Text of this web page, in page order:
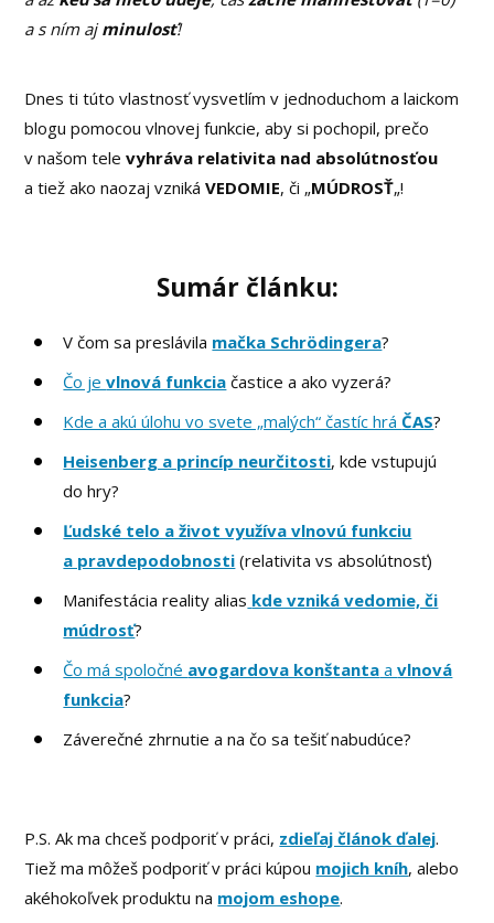
a s ním ajminulosť!
Dnes ti túto vlastnosť vysvetlím v jednoduchom a laickom
blogu pomocou vlnovej funkcie, aby si pochopil, prečo
v našom televyhráva relativita nad absolútnosťou
a tiež ako naozaj vznikáVEDOMIE, či „MÚDROSŤ„!
Sumár článku:
V čom sa preslávila mačka Schrödingera?
Čo jevlnová funkcia častice a ako vyzerá?
Kde a akú úlohu vo svete „malých“ častíc hráČAS?
Heisenberg a princíp neurčitosti, kde vstupujú
do hry?
Ľudské telo a život využíva vlnovú funkciu
a pravdepodobnosti (relativita vs absolútnosť)
Manifestácia reality alias kde vzniká vedomie, či
múdrosť?
Čo má spoločné avogardova konštanta avlnová
funkcia?
Záverečné zhrnutie a na čo sa tešiť nabudúce?
P.S. Ak ma chceš podporiť v práci, zdieľaj článok ďalej.
Tiež ma môžeš podporiť v práci kúpou mojich kníh, alebo
akéhokoľvek produktu na mojom eshope.